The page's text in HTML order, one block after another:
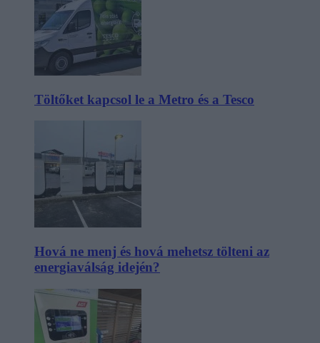
Töltőket kapcsol le a Metro és a Tesco
Hová ne menj és hová mehetsz tölteni az
energiaválság idején?